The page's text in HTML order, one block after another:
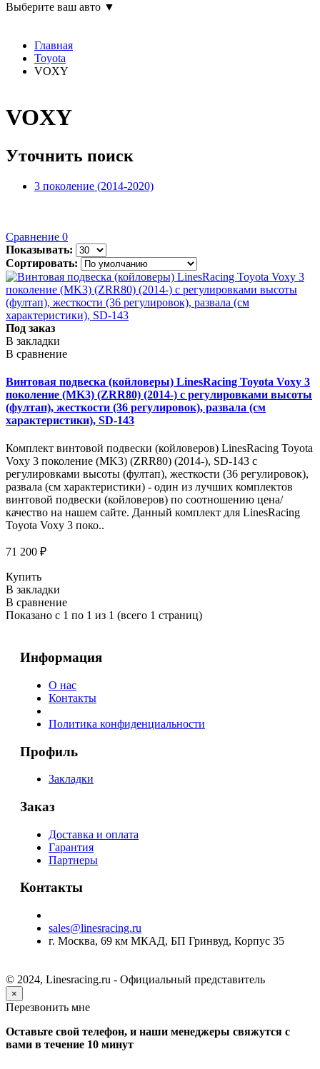
Выберите ваш авто ▼
Главная
Toyota
VOXY
VOXY
Уточнить поиск
3 поколение (2014-2020)
Сравнение 0
Показывать:
Сортировать:
Под заказ
В закладки
В сравнение
Винтовая подвеска (койловеры) LinesRacing Toyota Voxy 3
поколение (MK3) (ZRR80) (2014-) с регулировками высоты
(фултап), жесткости (36 регулировок), развала (см
характеристики), SD-143
Комплект винтовой подвески (койловеров) LinesRacing Toyota
Voxy 3 поколение (MK3) (ZRR80) (2014-), SD-143 с
регулировками высоты (фултап), жесткости (36 регулировок),
развала (см характеристики) - один из лучших комплектов
винтовой подвески (койловеров) по соотношению цена/
качество на нашем сайте. Данный комплект для LinesRacing
Toyota Voxy 3 поко..
71 200 ₽
Купить
В закладки
В сравнение
Показано с 1 по 1 из 1 (всего 1 страниц)
Информация
О нас
Контакты
Политика конфиденциальности
Профиль
Закладки
Заказ
Доставка и оплата
Гарантия
Партнеры
Контакты
sales@linesracing.ru
г. Москва, 69 км МКАД, БП Гринвуд, Корпус 35
© 2024, Linesracing.ru - Официальный представитель
×
Перезвонить мне
Оставьте свой телефон, и наши менеджеры свяжутся с
вами в течение 10 минут